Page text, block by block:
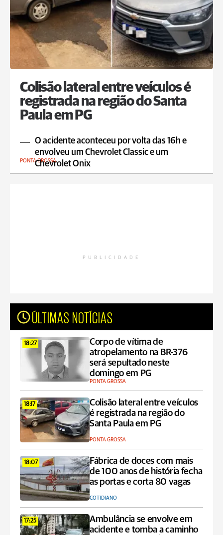
Colisão lateral entre veículos é
registrada na região do Santa
Paula em PG
O acidente aconteceu por volta das 16h e
envolveu um Chevrolet Classic e um
Chevrolet Onix
PONTA GROSSA
PUBLICIDADE
ÚLTIMAS NOTÍCIAS
18:27
Corpo de vítima de
atropelamento na BR-376
será sepultado neste
domingo em PG
PONTA GROSSA
18:17
Colisão lateral entre veículos
é registrada na região do
Santa Paula em PG
PONTA GROSSA
18:07
Fábrica de doces com mais
de 100 anos de história fecha
as portas e corta 80 vagas
COTIDIANO
17:25
Ambulância se envolve em
acidente e tomba a caminho